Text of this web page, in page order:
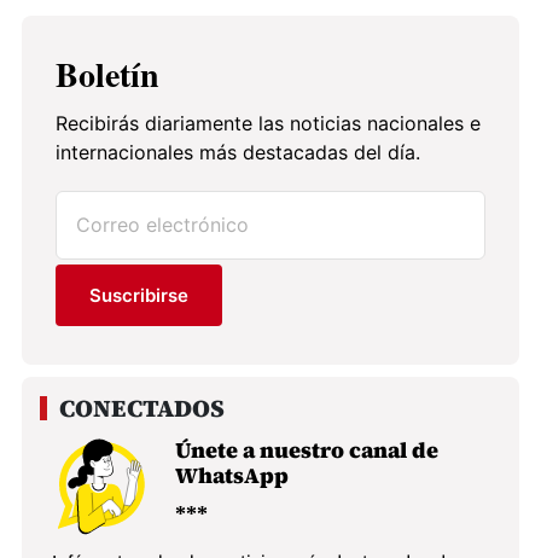
Boletín
Recibirás diariamente las noticias nacionales e
internacionales más destacadas del día.
Suscribirse
Únete a nuestro canal de
WhatsApp